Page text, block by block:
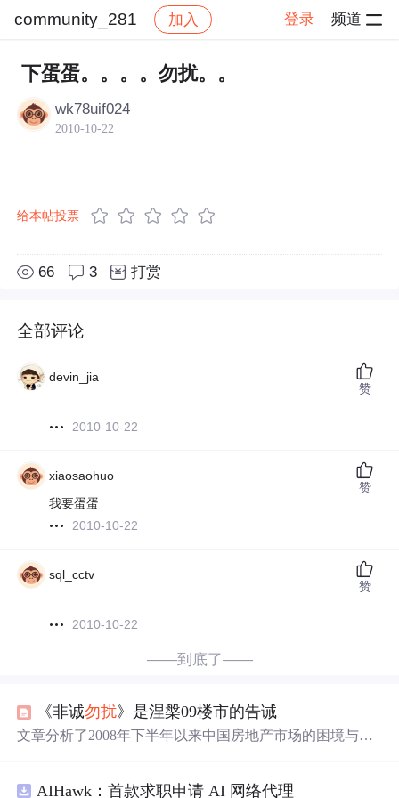
community_281 加入 登录 频道
社区 community_281
下蛋蛋。。。。勿扰。。
wk78uif024
2010-10-22
给本帖投票
66 3 打赏
全部评论
devin_jia
2010-10-22
赞
xiaosaohuo
我要蛋蛋
2010-10-22
赞
sql_cctv
2010-10-22
赞
——到底了——
《非诚勿扰》是涅槃09楼市的告诫
文章分析了2008年下半年以来中国房地产市场的困境与挑
自救成为关键，降价促销可能是缓解当前困境的有效手
AIHawk：首款求职申请 AI 网络代理